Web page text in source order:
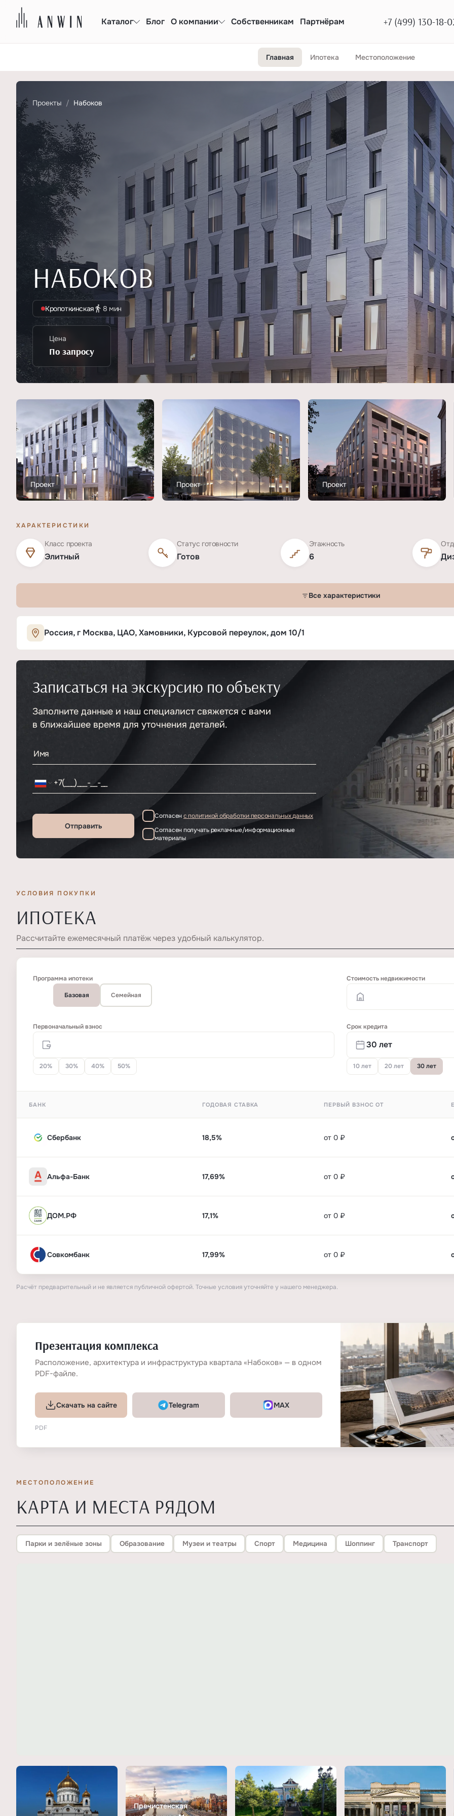
Каталог Блог О компании Собственникам Партнёрам +7 (499) 130-18-
Главная Ипотека Местоположение
Проекты Набоков
НАБОКОВ
Кропоткинская 8 мин
Цена
По запросу
Проект Проект Проект
ХАРАКТЕРИСТИКИ
Класс проекта
Элитный
Статус готовности
Готов
Этажность
6
Все характеристики
Характеристики ЖК «Набоков»
ТипЖК
Класс проектаЭлитный
Этажность6
ОтделкаДизайнерскач
Россия, г Москва, ЦАО, Хамовники, Курсовой переулок, дом 10/1
Записаться на экскурсию по объекту
Заполните данные и наш специалист свяжется с вами
в ближайшее время для уточнения деталей.
Отправить
Согласен с политикой обработки персональных данных
Согласен получать рекламные/информационные
материалы
УСЛОВИЯ ПОКУПКИ
ИПОТЕКА
Рассчитайте ежемесячный платёж через удобный калькулятор.
Программа ипотеки
Базовая Семейная
Стоимость недвижимости
Первоначальный взнос
20% 30% 40% 50%
Срок кредита
10 лет 20 лет 30 лет
БАНК ГОДОВАЯ СТАВКА ПЕРВЫЙ ВЗНОС ОТ
Сбербанк 18,5% от 0 ₽
Альфа-Банк 17,69% от 0 ₽
ДОМ.РФ 17,1% от 0 ₽
Совкомбанк 17,99% от 0 ₽
Расчёт предварительный и не является публичной офертой. Точные условия уточняйте у нашего менеджера.
Презентация комплекса
Расположение, архитектура и инфраструктура квартала «Набоков» — в одном
PDF-файле.
Скачать на сайте Telegram MAX
PDF
МЕСТОПОЛОЖЕНИЕ
КАРТА И МЕСТА РЯДОМ
Парки и зелёные зоны Образование Музеи и театры Спорт Медицина Шоппинг Транспорт
Пречистенская